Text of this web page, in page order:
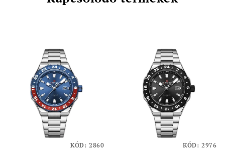
KÓD: 2860 KÓD: 2976